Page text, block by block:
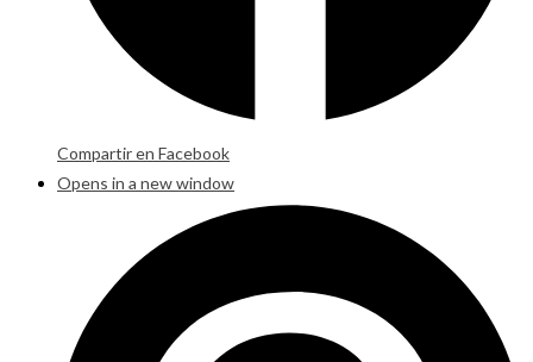
Compartir en Facebook
Opens in a new window